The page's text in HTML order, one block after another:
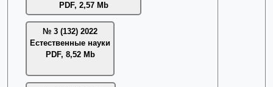
PDF, 2,57 Mb
№ 3 (132) 2022
Естественные науки
PDF, 8,52 Mb